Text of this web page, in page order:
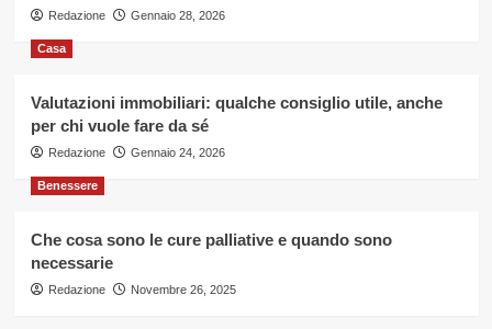
Redazione Gennaio 28, 2026
Casa
Valutazioni immobiliari: qualche consiglio utile, anche
per chi vuole fare da sé
Redazione Gennaio 24, 2026
Benessere
Che cosa sono le cure palliative e quando sono
necessarie
Redazione Novembre 26, 2025